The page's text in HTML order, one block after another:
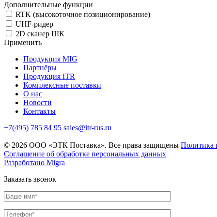
Дополнительные функции
RTK (высокоточное позиционирование)
UHF-ридер
2D сканер ШК
Применить
Продукция MIG
Партнёры
Продукция ITR
Комплексные поставки
О нас
Новости
Контакты
+7(495) 785 84 95 sales@itr-rus.ru
© 2026 ООО «ЭТК Поставка». Все права защищены Политика
Соглашение об обработке персональных данных
Разработано Migra
Заказать звонок